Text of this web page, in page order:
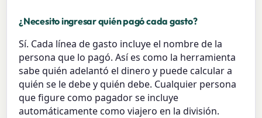
¿Necesito ingresar quién pagó cada gasto?
Sí. Cada línea de gasto incluye el nombre de la
persona que lo pagó. Así es como la herramienta
sabe quién adelantó el dinero y puede calcular a
quién se le debe y quién debe. Cualquier persona
que figure como pagador se incluye
automáticamente como viajero en la división.